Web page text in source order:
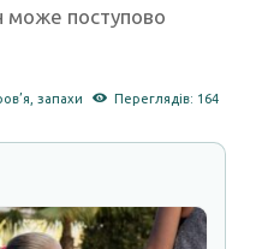
може поступово
,запахи Переглядів: 164